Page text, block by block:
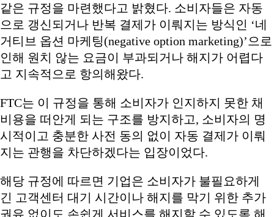
같은 규정을 마련했다고 밝혔다. 소비자들은 자동
으로 갱신되거나 반복 결제가 이뤄지는 방식인 ‘네
거티브 옵션 마케팅(negative option marketing)’으로
인해 원치 않는 요금이 부과되거나 해지가 어렵다
고 지속적으로 항의해왔다.
FTC는 이 규정을 통해 소비자가 인지하지 못한 채
비용을 떠안게 되는 구조를 방지하고, 소비자의 명
시적이고 충분한 사전 동의 없이 자동 결제가 이뤄
지는 관행을 차단하겠다는 입장이었다.
해당 규정에 따르면 기업은 소비자가 불필요하게
긴 고객센터 대기 시간이나 해지를 막기 위한 추가
권유 없이도 손쉽게 서비스를 해지할 수 있도록 해